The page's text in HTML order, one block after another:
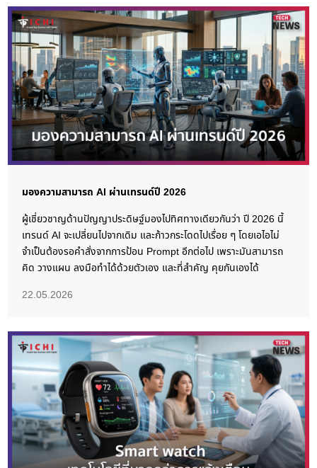
มองความสามารถ AI ผ่านเทรนด์ปี 2026
ผู้เชี่ยวชาญด้านปัญญาประดิษฐ์มองไปทิศทางเดียวกันว่า ปี 2026 นี้
เทรนด์ AI จะเปลี่ยนไปจากเดิม และก้าวกระโดดไปเรื่อย ๆ โดยเอไอไม่
จำเป็นต้องรอคำสั่งจากการป้อน Prompt อีกต่อไป เพราะมันสามารถ
คิด วางแผน ลงมือทำได้ด้วยตัวเอง และที่สำคัญ คุยกันเองได้
22.05.2026